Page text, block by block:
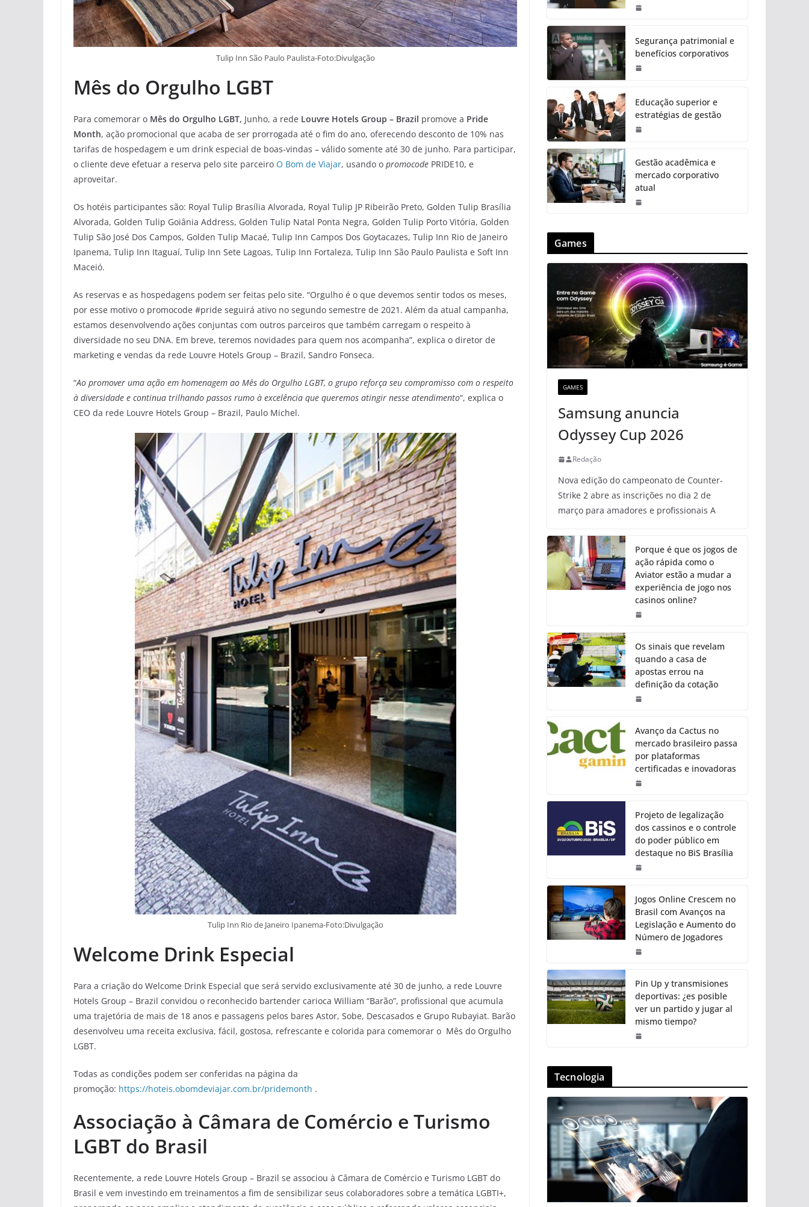
Tulip Inn São Paulo Paulista-Foto:Divulgação
Mês do Orgulho LGBT
Para comemorar o Mês do Orgulho LGBT, Junho, a rede Louvre Hotels Group – Brazil promove a Pride
Month, ação promocional que acaba de ser prorrogada até o fim do ano, oferecendo desconto de 10% nas
tarifas de hospedagem e um drink especial de boas-vindas – válido somente até 30 de junho. Para participar,
o cliente deve efetuar a reserva pelo site parceiro O Bom de Viajar, usando o promocode PRIDE10, e
aproveitar.
Os hotéis participantes são: Royal Tulip Brasília Alvorada, Royal Tulip JP Ribeirão Preto, Golden Tulip Brasília
Alvorada, Golden Tulip Goiânia Address, Golden Tulip Natal Ponta Negra, Golden Tulip Porto Vitória, Golden
Tulip São José Dos Campos, Golden Tulip Macaé, Tulip Inn Campos Dos Goytacazes, Tulip Inn Rio de Janeiro
Ipanema, Tulip Inn Itaguaí, Tulip Inn Sete Lagoas, Tulip Inn Fortaleza, Tulip Inn São Paulo Paulista e Soft Inn
Maceió.
As reservas e as hospedagens podem ser feitas pelo site. “Orgulho é o que devemos sentir todos os meses,
por esse motivo o promocode #pride seguirá ativo no segundo semestre de 2021. Além da atual campanha,
estamos desenvolvendo ações conjuntas com outros parceiros que também carregam o respeito à
diversidade no seu DNA. Em breve, teremos novidades para quem nos acompanha”, explica o diretor de
marketing e vendas da rede Louvre Hotels Group – Brazil, Sandro Fonseca.
“Ao promover uma ação em homenagem ao Mês do Orgulho LGBT, o grupo reforça seu compromisso com o respeito
à diversidade e continua trilhando passos rumo à excelência que queremos atingir nesse atendimento“, explica o
CEO da rede Louvre Hotels Group – Brazil, Paulo Michel.
Tulip Inn Rio de Janeiro Ipanema-Foto:Divulgação
Welcome Drink Especial
Para a criação do Welcome Drink Especial que será servido exclusivamente até 30 de junho, a rede Louvre
Hotels Group – Brazil convidou o reconhecido bartender carioca William “Barão”, profissional que acumula
uma trajetória de mais de 18 anos e passagens pelos bares Astor, Sobe, Descasados e Grupo Rubayiat. Barão
desenvolveu uma receita exclusiva, fácil, gostosa, refrescante e colorida para comemorar o Mês do Orgulho
LGBT.
Todas as condições podem ser conferidas na página da
promoção: https://hoteis.obomdeviajar.com.br/pridemonth .
Associação à Câmara de Comércio e Turismo
LGBT do Brasil
Recentemente, a rede Louvre Hotels Group – Brazil se associou à Câmara de Comércio e Turismo LGBT do
Brasil e vem investindo em treinamentos a fim de sensibilizar seus colaboradores sobre a temática LGBTI+,
Segurança patrimonial e
benefícios corporativos
Educação superior e
estratégias de gestão
Gestão acadêmica e
mercado corporativo
atual
Games
GAMES
Samsung anuncia
Odyssey Cup 2026
Redação
Nova edição do campeonato de Counter-
Strike 2 abre as inscrições no dia 2 de
março para amadores e profissionais A
Porque é que os jogos de
ação rápida como o
Aviator estão a mudar a
experiência de jogo nos
casinos online?
Os sinais que revelam
quando a casa de
apostas errou na
definição da cotação
Avanço da Cactus no
mercado brasileiro passa
por plataformas
certificadas e inovadoras
Projeto de legalização
dos cassinos e o controle
do poder público em
destaque no BiS Brasília
Jogos Online Crescem no
Brasil com Avanços na
Legislação e Aumento do
Número de Jogadores
Pin Up y transmisiones
deportivas: ¿es posible
ver un partido y jugar al
mismo tiempo?
Tecnologia